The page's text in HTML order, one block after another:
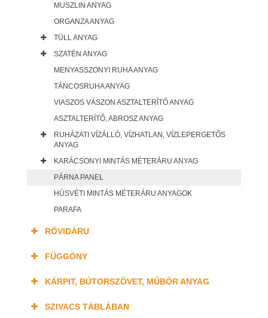
MUSZLIN ANYAG
ORGANZA ANYAG
TÜLL ANYAG
SZATÉN ANYAG
MENYASSZONYI RUHA ANYAG
TÁNCOSRUHA ANYAG
VIASZOS VÁSZON ASZTALTERÍTŐ ANYAG
ASZTALTERÍTŐ, ABROSZ ANYAG
RUHÁZATI VÍZÁLLÓ, VÍZHATLAN, VÍZLEPERGETŐS
ANYAG
KARÁCSONYI MINTÁS MÉTERÁRU ANYAG
PÁRNA PANEL
HÚSVÉTI MINTÁS MÉTERÁRU ANYAGOK
PARAFA
RÖVIDÁRU
FÜGGÖNY
KÁRPIT, BÚTORSZÖVET, MŰBŐR ANYAG
SZIVACS TÁBLÁBAN